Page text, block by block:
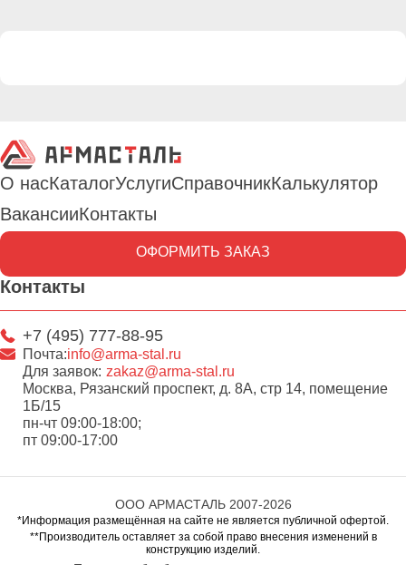
О насКаталогУслугиСправочникКалькулятор
ВакансииКонтакты
ОФОРМИТЬ ЗАКАЗ
Контакты
+7 (495) 777-88-95
Почта:info@arma-stal.ru
Для заявок: zakaz@arma-stal.ru
Москва, Рязанский проспект, д. 8А, стр 14, помещение
1Б/15
пн-чт 09:00-18:00;
пт 09:00-17:00
ООО АРМАСТАЛЬ 2007-2026
*Информация размещённая на сайте не является публичной офертой.
**Производитель оставляет за собой право внесения изменений в
конструкцию изделий.